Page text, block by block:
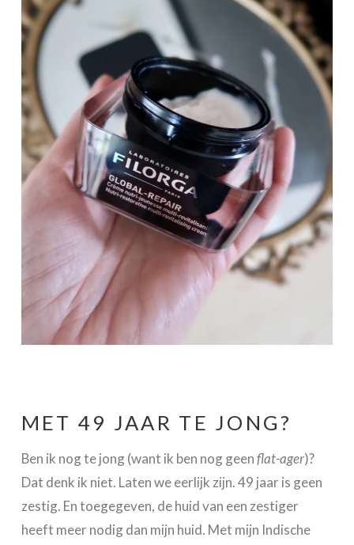
MET 49 JAAR TE JONG?
Ben ik nog te jong (want ik ben nog geenflat-ager)?
Dat denk ik niet. Laten we eerlijk zijn. 49 jaar is geen
zestig. En toegegeven, de huid van een zestiger
heeft meer nodig dan mijn huid. Met mijn Indische